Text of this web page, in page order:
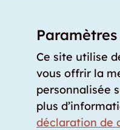
Articles de presse
Comment calculer la
Quel est le tarif moyen
Pour fournisseurs
Ce site utilise
vous offrir la
personnalisée
plus
déclaration de